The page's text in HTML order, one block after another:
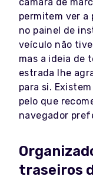
câmara de
permitem ver a
no painel de
veículo não
mas a ideia de
estrada lhe
para si.
pelo que
navegador
traseiros